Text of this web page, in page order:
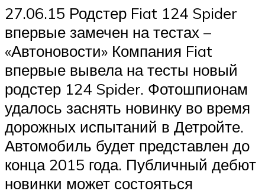
27.06.15 Родстер Fiat 124 Spider
впервые замечен на тестах –
«Автоновости» Компания Fiat
впервые вывела на тесты новый
родстер 124 Spider. Фотошпионам
удалось заснять новинку во время
дорожных испытаний в Детройте.
Автомобиль будет представлен до
конца 2015 года. Публичный дебют
новинки может состояться